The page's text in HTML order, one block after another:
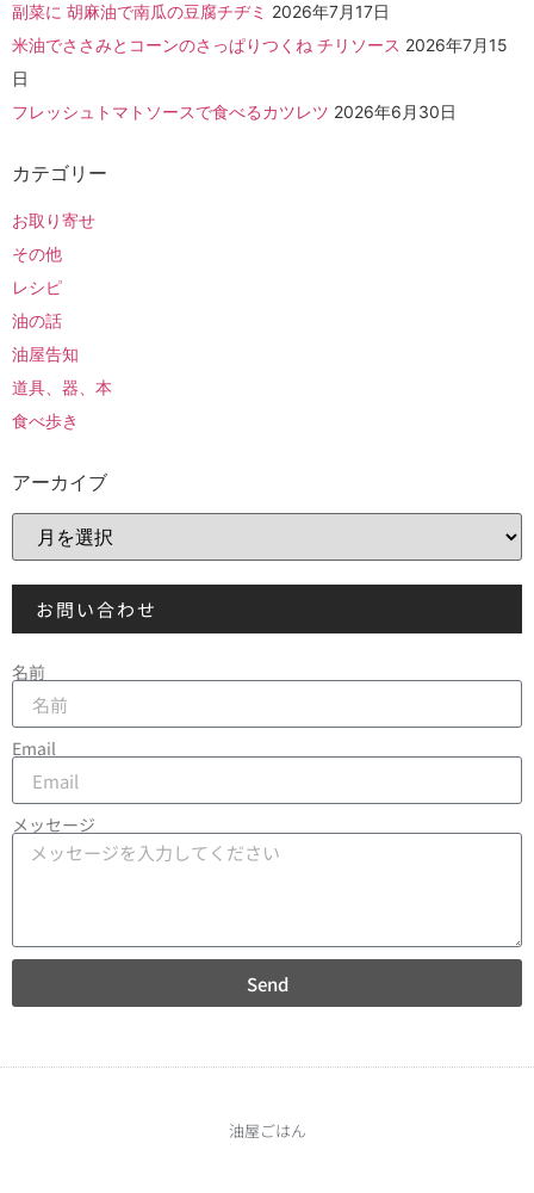
副菜に 胡麻油で南瓜の豆腐チヂミ 2026年7月17日
米油でささみとコーンのさっぱりつくね チリソース 2026年7月15
日
フレッシュトマトソースで食べるカツレツ 2026年6月30日
カテゴリー
お取り寄せ
その他
レシピ
油の話
油屋告知
道具、器、本
食べ歩き
アーカイブ
お問い合わせ
名前
Email
メッセージ
Send
油屋ごはん